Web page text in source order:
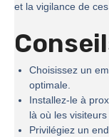
et la vigilance de
Choisissez un
optimale.
Installez-le à
là où les visiteurs
Privilégiez un